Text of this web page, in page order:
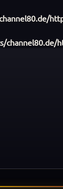
channel80.de/